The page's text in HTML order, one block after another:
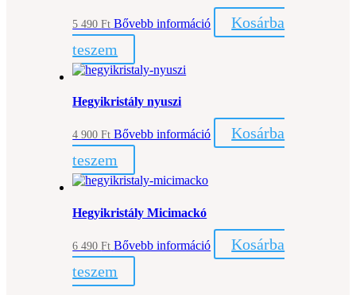
5 490Ft Bővebb információ
Kosárba
teszem
Hegyikristály nyuszi
4 900Ft Bővebb információ
Kosárba
teszem
Hegyikristály Micimackó
6 490Ft Bővebb információ
Kosárba
teszem